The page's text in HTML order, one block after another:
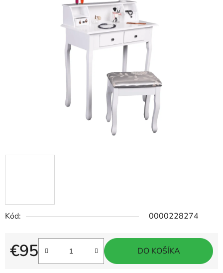
Kód: 0000228274
€95
Jednotková cena:
DO KOŠÍKA